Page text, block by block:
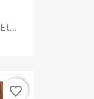
favorite_border